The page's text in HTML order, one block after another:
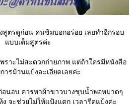
สูตรดูก่อน คนชิมบอกอร่อย เลยทำอีกรอบ
บบเต็มสูตรค่ะ
พราะไม่สะดวกถ่ายภาพ แต่ถ้าใครมีหนังสือ
ารม้วนแป้งละเอียดเลยค่ะ
นอบ ควรหาผ้าขาวบางชุบน้ำพอหมาดๆ
จะช่วยไม่ให้แป้งแตก เวลารีดแป้งค่ะ